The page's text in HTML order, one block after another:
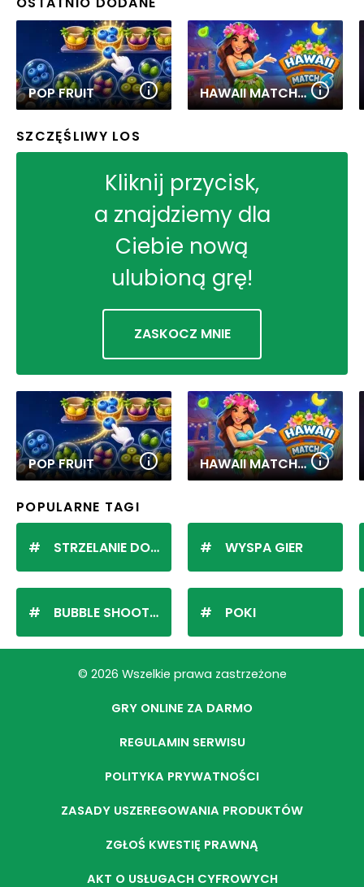
POP FRUIT HAWAII MATCH 6
SZCZĘŚLIWY LOS
Kliknij przycisk,
a znajdziemy dla
Ciebie nową
ulubioną grę!
ZASKOCZ MNIE
POP FRUIT HAWAII MATCH 6
POPULARNE TAGI
STRZELANIE DO KULEK
BUBBLE SHOOTER
WYSPA GIER
POKI
© 2026 Wszelkie prawa zastrzeżone
GRY ONLINE ZA DARMO
REGULAMIN SERWISU
POLITYKA PRYWATNOŚCI
ZASADY USZEREGOWANIA PRODUKTÓW
ZGŁOŚ KWESTIĘ PRAWNĄ
AKT O USŁUGACH CYFROWYCH